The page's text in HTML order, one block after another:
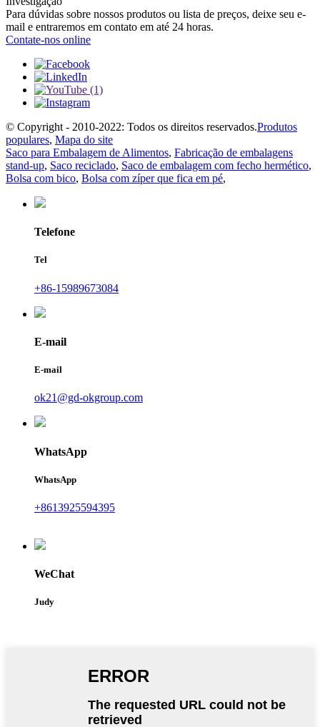
Para dúvidas sobre nossos produtos ou lista de preços, deixe seu e-
mail e entraremos em contato em até 24 horas.
Contate-nos online
© Copyright - 2010-2022: Todos os direitos reservados.Produtos
populares, Mapa do site
Saco para Embalagem de Alimentos, Fabricação de embalagens
stand-up, Saco reciclado, Saco de embalagem com fecho hermético,
Bolsa com bico, Bolsa com zíper que fica em pé,
Telefone
Tel
+86-15989673084
E-mail
E-mail
ok21@gd-okgroup.com
WhatsApp
WhatsApp
+8613925594395
WeChat
Judy